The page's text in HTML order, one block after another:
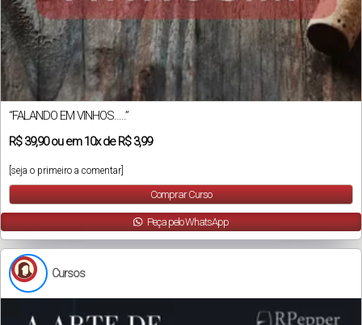
“FALANDO EM VINHOS…..”
R$39,90ou em10xde R$ 3,99
[seja o primeiro a comentar]
Comprar Curso
Peça pelo WhatsApp
Cursos